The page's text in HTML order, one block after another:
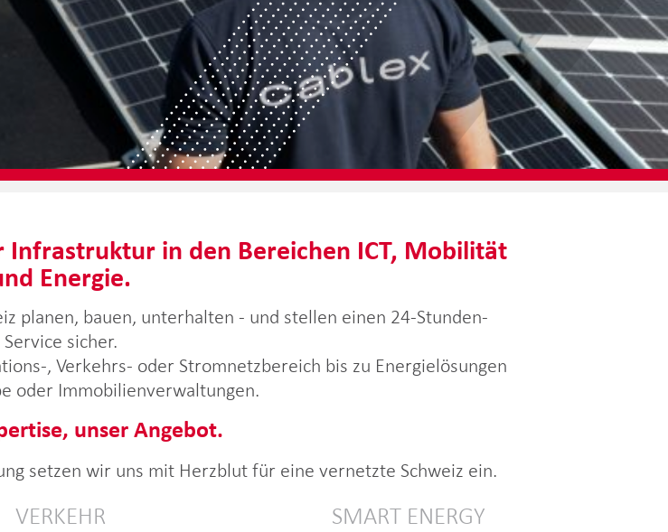
in den Bereichen ICT, Mobilität
Energie.
planen, bauen, unterhalten - und stellen einen 24-Stunden-
Service sicher.
, Verkehrs- oder Stromnetzbereich bis zu Energielösungen
oder Immobilienverwaltungen.
unser Angebot.
setzen wir uns mit Herzblut für eine vernetzte Schweiz ein.
VERKEHR SMART ENERGY